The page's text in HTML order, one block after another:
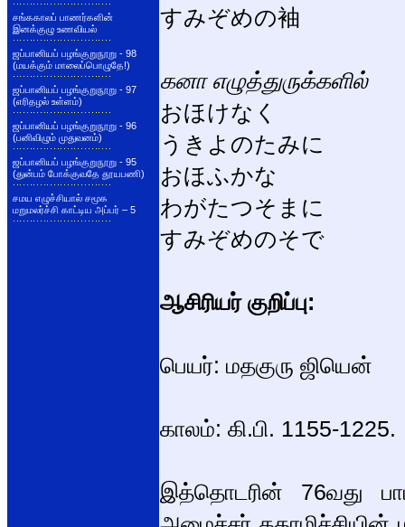
சங்ககாலப் பாணர்களின்
இனக்குழு உணவியல்
ஜப்பானியப் பழங்குறுநூறு - 98
(மயக்கும் மாலைப்பொழுதே!)
ஜப்பானியப் பழங்குறுநூறு - 97
(எரிதழல் உள்ளம்)
ஜப்பானியப் பழங்குறுநூறு - 96
(பனிவிழும் முதுவனம்)
ஜப்பானியப் பழங்குறுநூறு - 95
(துன்பம் போக்குவதே தூயபணி)
சமய எழுச்சியால் சமூக
மறுமலர்ச்சி காட்டிய அப்பர் – 5
すみぞめの袖
கனா எழுத்துருக்களில்
おほけなく
うきよのたみに
おほふかな
わがたつそまに
すみぞめのそで
ஆசிரியர் குறிப்பு:
பெயர்: மதகுரு ஜியென்
காலம்: கி.பி. 1155-1225.
இத்தொடரின் 76வது